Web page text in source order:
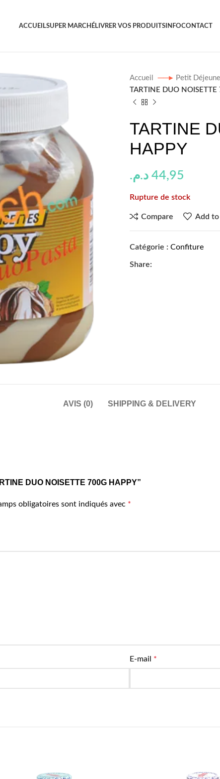
ACCUEILSUPER MARCHÉ LIVRER VOS PRODUITS INFOCONTACT
Accueil Petit
TARTINE DUO NOISETTE
TARTINE
HAPPY
44,95 د.م.
Rupture de stock
Compare Add
Catégorie : Confiture
Share:
AVIS (0) SHIPPING & DELIVERY
DUO NOISETTE 700G HAPPY”
obligatoires sont indiqués avec *
E-mail *